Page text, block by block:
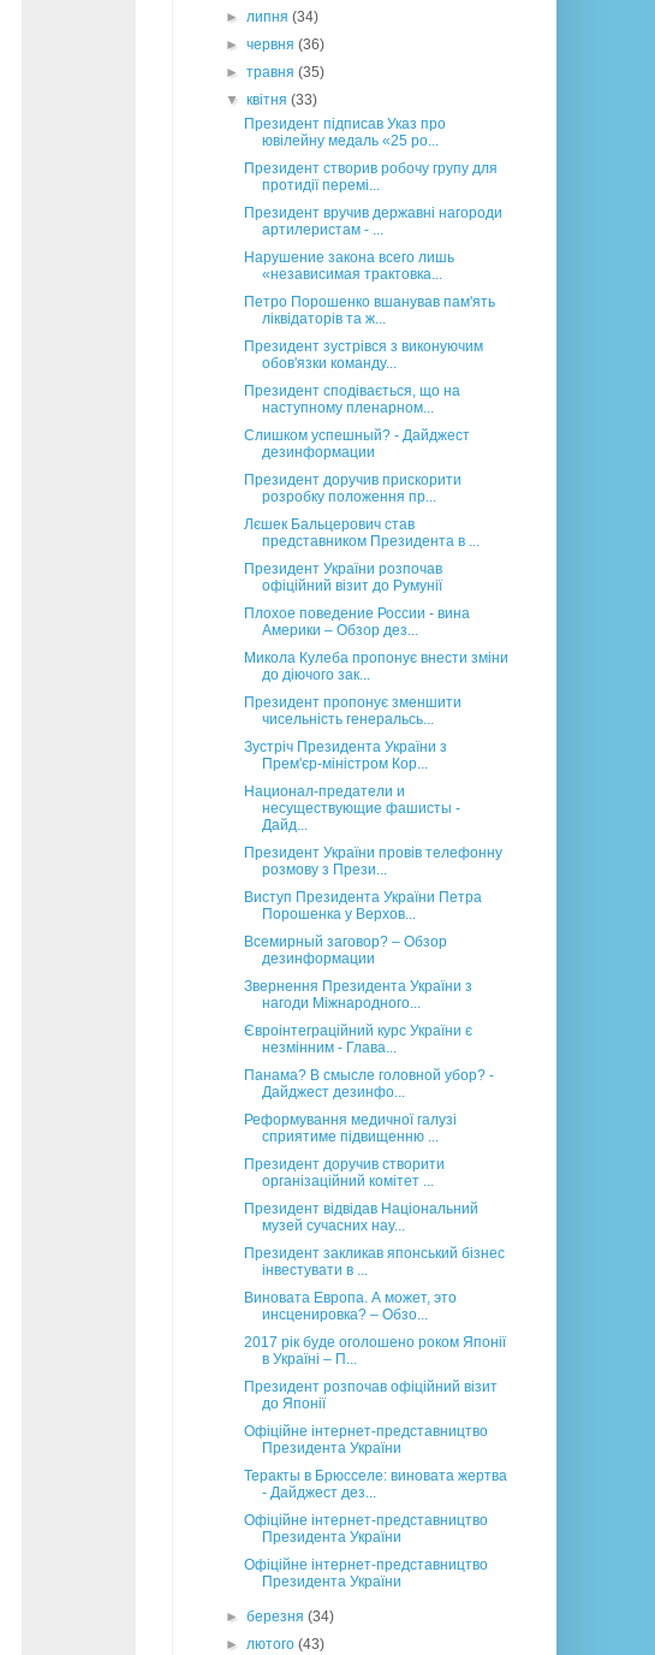
►липня(34)
►червня(36)
►травня(35)
▼квітня(33)
Президент підписав Указ про
ювілейну медаль «25 ро...
Президент створив робочу групу для
протидії перемі...
Президент вручив державні нагороди
артилеристам - ...
Нарушение закона всего лишь
«независимая трактовка...
Петро Порошенко вшанував пам'ять
ліквідаторів та ж...
Президент зустрівся з виконуючим
обов'язки команду...
Президент сподівається, що на
наступному пленарном...
Слишком успешный? - Дайджест
дезинформации
Президент доручив прискорити
розробку положення пр...
Лєшек Бальцерович став
представником Президента в ...
Президент України розпочав
офіційний візит до Румунії
Плохое поведение России - вина
Америки – Обзор дез...
Микола Кулеба пропонує внести зміни
до діючого зак...
Президент пропонує зменшити
чисельність генеральсь...
Зустріч Президента України з
Прем'єр-міністром Кор...
Национал-предатели и
несуществующие фашисты -
Дайд...
Президент України провів телефонну
розмову з Прези...
Виступ Президента України Петра
Порошенка у Верхов...
Всемирный заговор? – Обзор
дезинформации
Звернення Президента України з
нагоди Міжнародного...
Євроінтеграційний курс України є
незмінним - Глава...
Панама? В смысле головной убор? -
Дайджест дезинфо...
Реформування медичної галузі
сприятиме підвищенню ...
Президент доручив створити
організаційний комітет ...
Президент відвідав Національний
музей сучасних нау...
Президент закликав японський бізнес
інвестувати в ...
Виновата Европа. А может, это
инсценировка? – Обзо...
2017 рік буде оголошено роком Японії
в Україні – П...
Президент розпочав офіційний візит
до Японії
Офіційне інтернет-представництво
Президента України
Теракты в Брюсселе: виновата жертва
- Дайджест дез...
Офіційне інтернет-представництво
Президента України
Офіційне інтернет-представництво
Президента України
►березня(34)
►лютого(43)